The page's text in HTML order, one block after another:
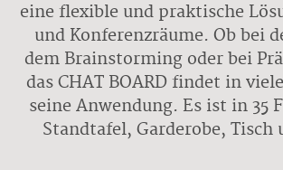
eine flexible und praktische
und Konferenzräume. Ob bei
dem Brainstorming oder bei
das CHAT BOARD findet in
seine Anwendung. Es ist in 35
Standtafel, Garderobe, Tisch